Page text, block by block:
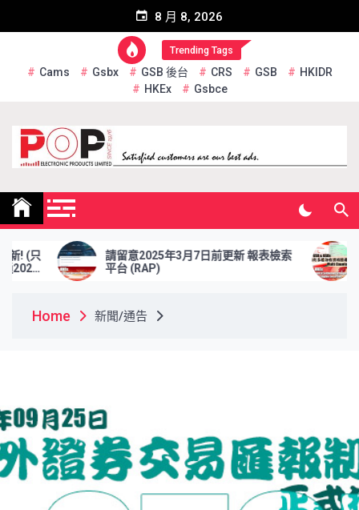
8 月 8, 2026
Trending Tags
Cams Gsbx GSB 後台 CRS GSB
HKIDR
HKEx
Gsbce
Pop Electronic Products
Limited
請留意2025年3月7日前更新 報表檢索
平台 (RAP)
於2025年2月
資格證券交
Home 新聞/通告